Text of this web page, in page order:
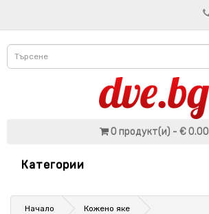
0 продукт(и) - € 0.00
Категории
Начало Кожено яке